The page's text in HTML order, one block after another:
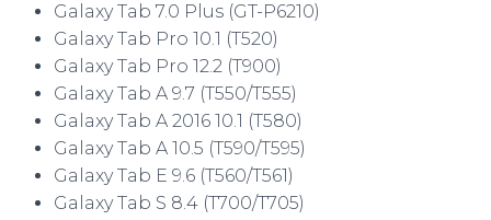
Galaxy Tab 7.0 Plus (GT-P6210)
Galaxy Tab Pro 10.1 (T520)
Galaxy Tab Pro 12.2 (T900)
Galaxy Tab A 9.7 (T550/T555)
Galaxy Tab A 2016 10.1 (T580)
Galaxy Tab A 10.5 (T590/T595)
Galaxy Tab E 9.6 (T560/T561)
Galaxy Tab S 8.4 (T700/T705)